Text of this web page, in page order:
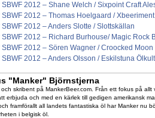
2012 – Shane Welch / Sixpoint Craft
2012 – Thomas Hoelgaard / Xbeeriment
2012 – Anders Slotte / Slottskällan
2012 – Richard Burhouse/ Magic Rock
2012 – Sören Wagner / Croocked Moon
2012 – Anders Olsson / Eskilstuna
"Manker" Björnstjerna
skribent på MankerBeer.com. Från ett fokus på allt
erbjuda och med en kärlek till gedigen amerikansk
framförallt all landets fantastiska öl har Manker nu
i belgisk öl.